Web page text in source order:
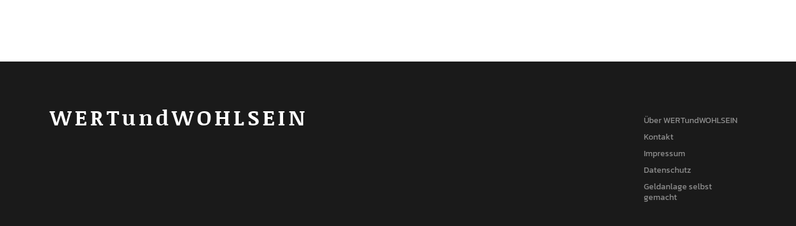
WERTundWOHLSEIN
Über WERTundWOHLSEIN
Kontakt
Impressum
Datenschutz
Geldanlage selbst
gemacht